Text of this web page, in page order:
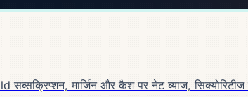
मार्जिन और कैश पर नेट ब्याज, सिक्योरिटीज